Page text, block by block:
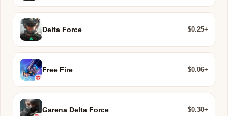
Delta Force $0.25+
Free Fire $0.06+
Garena Delta Force $0.30+